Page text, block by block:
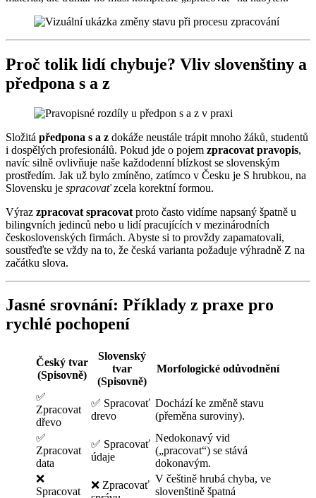
Proč tolik lidí chybuje? Vliv slovenštiny a
předpona s a z
Složitá předpona s a z dokáže neustále trápit mnoho žáků, studentů
i dospělých profesionálů. Pokud jde o pojem zpracovat pravopis,
navíc silně ovlivňuje naše každodenní blízkost se slovenským
prostředím. Jak už bylo zmíněno, zatímco v Česku je S hrubkou, na
Slovensku je spracovaťzcela korektní formou.
Výraz zpracovat spracovat proto často vidíme napsaný špatně u
bilingvních jedinců nebo u lidí pracujících v mezinárodních
československých firmách. Abyste si to provždy zapamatovali,
soustřeďte se vždy na to, že česká varianta požaduje výhradně Z na
začátku slova.
Jasné srovnání: Příklady z praxe pro
rychlé pochopení
Český tvar
(Spisovně)
Slovenský
tvar
(Spisovně)
Morfologické odůvodnění
✅
Zpracovat
dřevo
✅ Spracovať
drevo
Dochází ke změně stavu
(přeměna suroviny).
✅
Zpracovat
data
✅ Spracovať
údaje
Nedokonavý vid
(„pracovat“) se stává
dokonavým.
❌
Spracovat
❌ Zpracovať
V češtině hrubá chyba, ve
slovenštině špatná